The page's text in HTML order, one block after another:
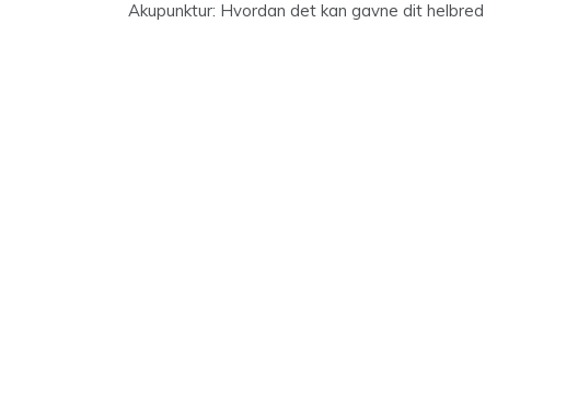
Akupunktur: Hvordan det kan gavne dit helbred